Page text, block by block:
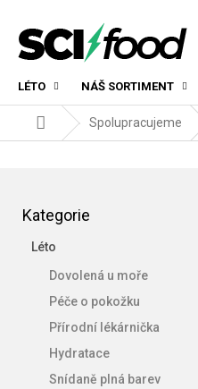
obsah
LÉTO NÁŠ SORTIMENT
Domů Spolupracujeme
kategorie
Kategorie
Léto
Dovolená u moře
Péče o pokožku
Přírodní lékárnička
Hydratace
Snídaně plná barev